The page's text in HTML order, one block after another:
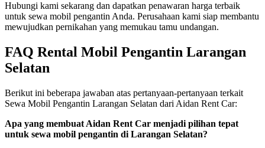
Hubungi kami sekarang dan dapatkan penawaran harga terbaik
untuk sewa mobil pengantin Anda. Perusahaan kami siap membantu
mewujudkan pernikahan yang memukau tamu undangan.
FAQ Rental Mobil Pengantin Larangan
Selatan
Berikut ini beberapa jawaban atas pertanyaan-pertanyaan terkait
Sewa Mobil Pengantin Larangan Selatan dari Aidan Rent Car:
Apa yang membuat Aidan Rent Car menjadi pilihan tepat
untuk sewa mobil pengantin di Larangan Selatan?